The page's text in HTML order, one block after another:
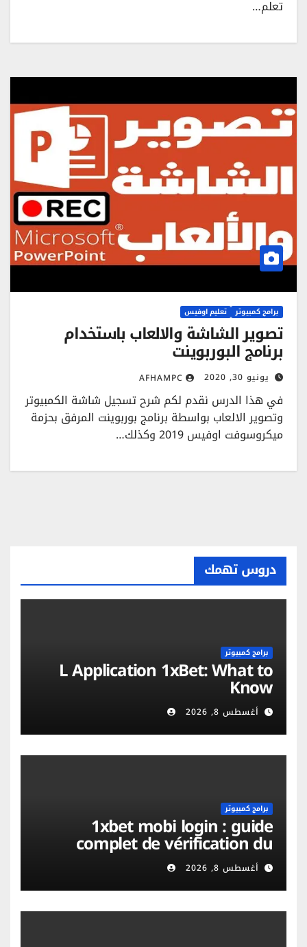
تعلم…
برامج كمبيوتر تعليم اوفيس
تصوير الشاشة والالعاب باستخدام
برنامج البوربوينت
يونيو 30, 2020 AFHAMPC
في هذا الدرس نقدم لكم شرح تسجيل شاشة الكمبيوتر
وتصوير الالعاب بواسطة برنامج بوربوينت المرفق بحزمة
ميكروسوفت اوفيس 2019 وكذلك…
دروس تهمك
برامج كمبيوتر
L Application 1xBet: What to
Know
أغسطس 8, 2026
برامج كمبيوتر
1xbet mobi login : guide
complet de vérification du
compte et sécurité mobile
أغسطس 8, 2026